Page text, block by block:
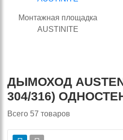
Монтажная площадка
AUSTINITE
ДЫМОХОД
304/316)
Всего 57 товаров